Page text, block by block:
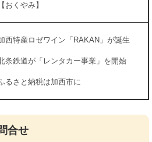
【おくやみ】
西特産ロゼワイン「RAKAN」が誕生
条鉄道が「レンタカー事業」を開始
るさと納税は加西市に
合せ